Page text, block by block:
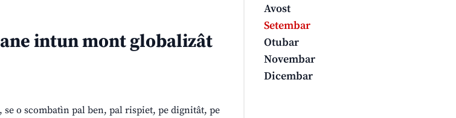
intun mont globalizât
o scombatìn pal ben, pal rispiet, pe dignitât, pe
Avost
Setembar
Otubar
Novembar
Dicembar